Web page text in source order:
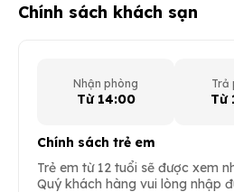
Chính sách khách sạn
Nhận phòng
Từ 14:00
Trả
Từ
Chính sách trẻ em
Trẻ em từ 12 tuổi sẽ được xem
Quý khách hàng vui lòng nhập